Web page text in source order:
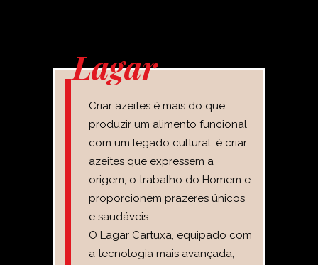
Lagar
Criar azeites é mais do que
produzir um alimento funcional
com um legado cultural, é criar
azeites que expressem a
origem, o trabalho do Homem e
proporcionem prazeres únicos
e saudáveis.
O Lagar Cartuxa, equipado com
a tecnologia mais avançada,